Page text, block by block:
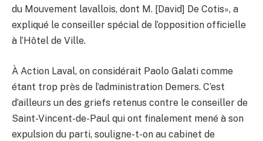
du Mouvement lavallois, dont M. [David] De Cotis», a
expliqué le conseiller spécial de l’opposition officielle
à l’Hôtel de Ville.
À Action Laval, on considérait Paolo Galati comme
étant trop près de l’administration Demers. C’est
d’ailleurs un des griefs retenus contre le conseiller de
Saint-Vincent-de-Paul qui ont finalement mené à son
expulsion du parti, souligne-t-on au cabinet de